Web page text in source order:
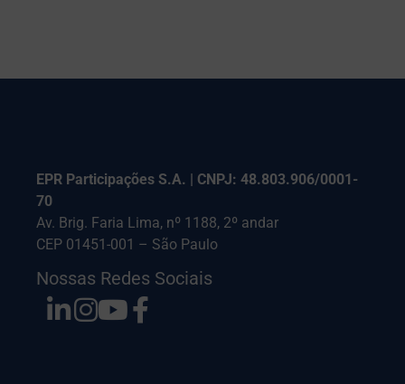
EPR Participações S.A. | CNPJ: 48.803.906/0001-
70
Av. Brig. Faria Lima, nº 1188, 2º andar
CEP 01451-001 – São Paulo
Nossas Redes Sociais